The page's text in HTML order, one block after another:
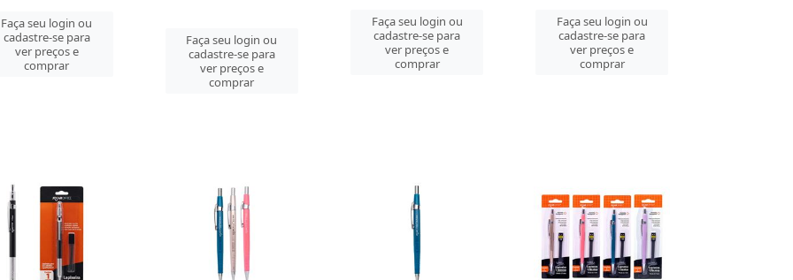
Faça seu login ou
cadastre-se para
ver preços e
comprar
Faça seu login ou
cadastre-se para
ver preços e
comprar
Faça seu login ou
cadastre-se para
ver preços e
comprar
Faça seu login ou
cadastre-se para
ver preços e
comprar